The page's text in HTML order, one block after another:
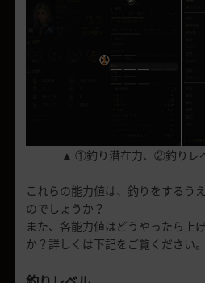
▲ ①釣り潜在力、②釣りレ
これらの能力値は、釣りをするう
のでしょうか？
また、各能力値はどうやったら上
か？詳しくは下記をご覧ください。